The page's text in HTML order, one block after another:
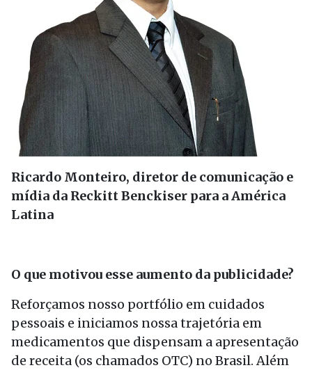
Ricardo Monteiro, diretor de comunicação e
mídia da Reckitt Benckiser para a América
Latina
O que motivou esse aumento da publicidade?
Reforçamos nosso portfólio em cuidados
pessoais e iniciamos nossa trajetória em
medicamentos que dispensam a apresentação
de receita (os chamados OTC) no Brasil. Além